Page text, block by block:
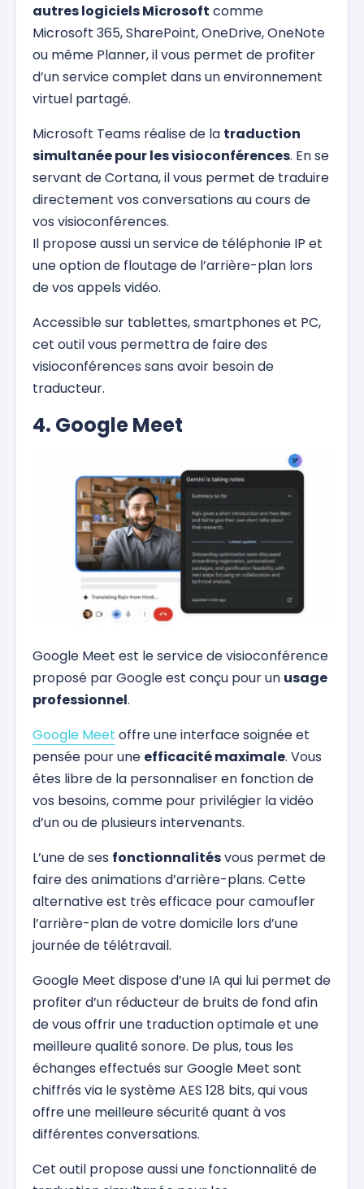
autres logiciels Microsoft comme
Microsoft 365, SharePoint, OneDrive, OneNote
ou même Planner, il vous permet de profiter
d’un service complet dans un environnement
virtuel partagé.
Microsoft Teams réalise de la traduction
simultanée pour les visioconférences. En se
servant de Cortana, il vous permet de traduire
directement vos conversations au cours de
vos visioconférences.
Il propose aussi un service de téléphonie IP et
une option de floutage de l’arrière-plan lors
de vos appels vidéo.
Accessible sur tablettes, smartphones et PC,
cet outil vous permettra de faire des
visioconférences sans avoir besoin de
traducteur.
4. Google Meet
Google Meet est le service de visioconférence
proposé par Google est conçu pour un usage
professionnel.
Google Meet offre une interface soignée et
pensée pour une efficacité maximale. Vous
êtes libre de la personnaliser en fonction de
vos besoins, comme pour privilégier la vidéo
d’un ou de plusieurs intervenants.
L’une de ses fonctionnalitésvous permet de
faire des animations d’arrière-plans. Cette
alternative est très efficace pour camoufler
l’arrière-plan de votre domicile lors d’une
journée de télétravail.
Google Meet dispose d’une IA qui lui permet de
profiter d’un réducteur de bruits de fond afin
de vous offrir une traduction optimale et une
meilleure qualité sonore. De plus, tous les
échanges effectués sur Google Meet sont
chiffrés via le système AES 128 bits, qui vous
offre une meilleure sécurité quant à vos
différentes conversations.
Cet outil propose aussi une fonctionnalité de